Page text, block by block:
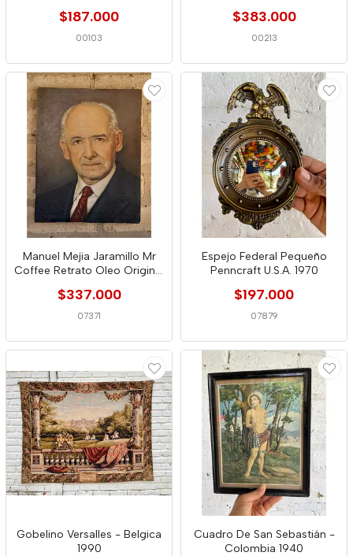
$187.000
00103
$383.000
00213
Manuel Mejia Jaramillo Mr
Coffee Retrato Oleo Original
$337.000
07371
Espejo Federal Pequeño
Penncraft U.S.A. 1970
$197.000
07879
Gobelino Versalles - Belgica
1990
Cuadro De San Sebastián -
Colombia 1940